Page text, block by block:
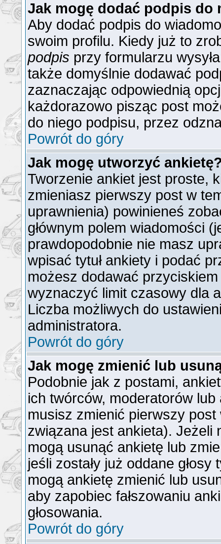
Jak mogę dodać podpis do
Aby dodać podpis do
swoim profilu. Kiedy już to
podpis przy formularzu
także domyślnie dodawać
zaznaczając odpowiednią
każdorazowo pisząc post
do niego podpisu, przez
Powrót do góry
Jak mogę utworzyć
Tworzenie ankiet jest proste,
zmieniasz pierwszy post w
uprawnienia) powinieneś
głównym polem wiadomości
prawdopodobnie nie masz
wpisać tytuł ankiety i podać
możesz dodawać
wyznaczyć limit czasowy dla
Liczba możliwych do
administratora.
Powrót do góry
Jak mogę zmienić lub
Podobnie jak z postami,
ich twórców, moderatorów
musisz zmienić pierwszy
związana jest ankieta). Jeżeli
mogą usunąć ankietę lub
jeśli zostały już oddane
mogą ankietę zmienić lub
aby zapobiec fałszowaniu
głosowania.
Powrót do góry